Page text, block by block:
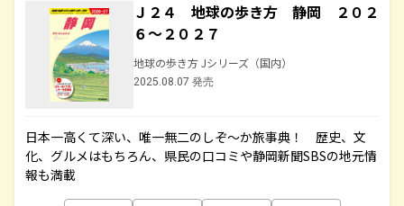
Ｊ２４ 地球の歩き方 静岡 ２０２
６～２０２７
地球の歩き方 Jシリーズ（国内）
2025.08.07 発売
日本一高くて深い、唯一無二のしぞ～か旅事典！ 歴史、文
化、グルメはもちろん、県民の口コミや静岡新聞SBSの地元情
報も満載